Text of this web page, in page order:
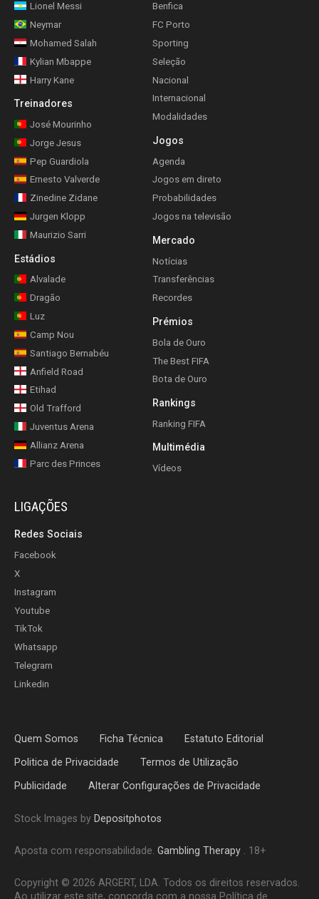
Lionel Messi
Neymar
Mohamed Salah
Kylian Mbappe
Harry Kane
Treinadores
José Mourinho
Jorge Jesus
Pep Guardiola
Ernesto Valverde
Zinedine Zidane
Jurgen Klopp
Maurizio Sarri
Estádios
Alvalade
Dragão
Luz
Camp Nou
Santiago Bernabéu
Anfield Road
Etihad
Old Trafford
Juventus Arena
Allianz Arena
Parc des Princes
Benfica
FC Porto
Sporting
Seleção
Nacional
Internacional
Modalidades
Jogos
Agenda
Jogos em direto
Probabilidades
Jogos na televisão
Mercado
Notícias
Transferências
Recordes
Prémios
Bola de Ouro
The Best FIFA
Bota de Ouro
Rankings
Ranking FIFA
Multimédia
Vídeos
LIGAÇÕES
Redes Sociais
Facebook
X
Instagram
Youtube
TikTok
Whatsapp
Telegram
Linkedin
Quem Somos Ficha Técnica Estatuto Editorial
Politica de Privacidade Termos de Utilização
Publicidade Alterar Configurações de Privacidade
Stock Images by Depositphotos
Aposta com responsabilidade. Gambling Therapy. 18+
Copyright © 2026 ARGERT, LDA. Todos os direitos reservados.
Ao utilizar este site, concorda com a nossa Política de